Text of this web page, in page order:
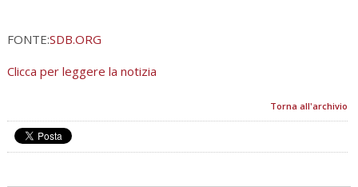
FONTE:SDB.ORG
Clicca per leggere la notizia
Torna all'archivio